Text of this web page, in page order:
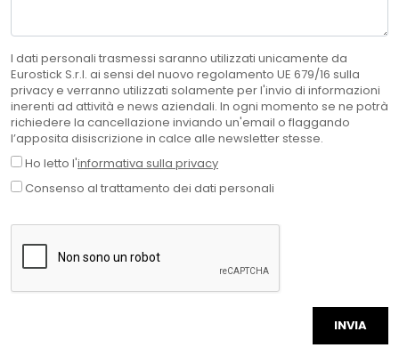
I dati personali trasmessi saranno utilizzati unicamente da
Eurostick S.r.l. ai sensi del nuovo regolamento UE 679/16 sulla
privacy e verranno utilizzati solamente per l'invio di informazioni
inerenti ad attività e news aziendali. In ogni momento se ne potrà
richiedere la cancellazione inviando un'email o flaggando
l’apposita disiscrizione in calce alle newsletter stesse.
Ho letto l'informativa sulla privacy
Consenso al trattamento dei dati personali